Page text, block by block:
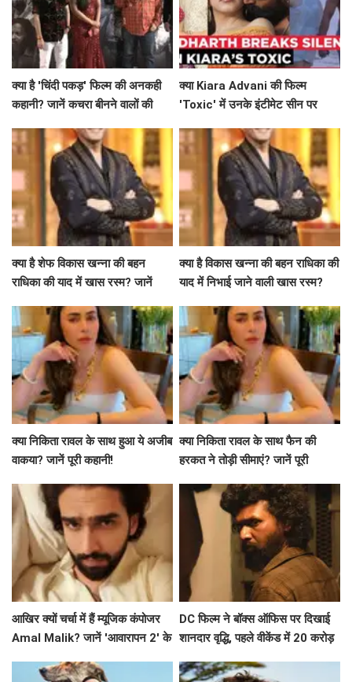
क्या है 'चिंदी पकड़' फिल्म की अनकही
कहानी? जानें कचरा बीनने वालों की
क्या Kiara Advani की फिल्म
'Toxic' में उनके इंटीमेट सीन पर
है खास?
क्या है शेफ विकास खन्ना की बहन
राधिका की याद में खास रस्म? जानें
क्या है विकास खन्ना की बहन राधिका की
याद में निभाई जाने वाली खास रस्म?
क्या निकिता रावल के साथ हुआ ये अजीब
वाकया? जानें पूरी कहानी!
क्या निकिता रावल के साथ फैन की
हरकत ने तोड़ी सीमाएं? जानें पूरी
आखिर क्यों चर्चा में हैं म्यूजिक कंपोजर
Amal Malik? जानें 'आवारापन 2' के
DC फिल्म ने बॉक्स ऑफिस पर दिखाई
शानदार वृद्धि, पहले वीकेंड में 20 करोड़